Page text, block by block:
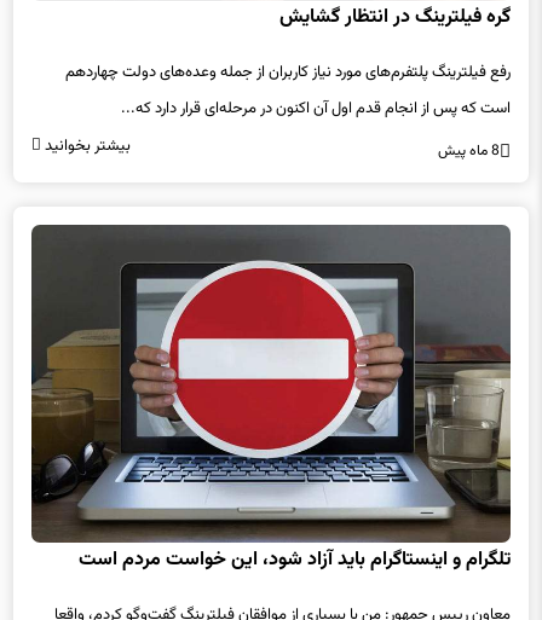
رفع فیلترینگ پلتفرم‌های مورد نیاز کاربران از جمله وعده‌های دولت چهاردهم
است که پس از انجام قدم اول آن اکنون در مرحله‌ای قرار دارد که...
8 ماه پیش بیشتر بخوانید
تلگرام و اینستاگرام باید آزاد شود، این خواست مردم است